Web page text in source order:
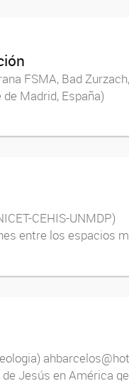
FSMA, Bad
Madrid, España)
CEHIS-UNMDP)
entre los espacios
Jesús en América